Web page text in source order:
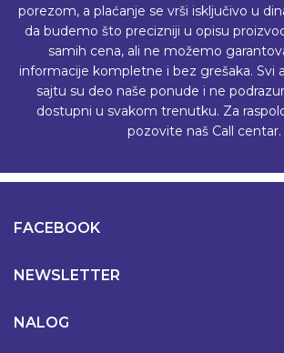
porezom, a plaćanje se vrši isključivo u
da budemo što precizniji u opisu
samih cena, ali ne možemo
informacije kompletne i bez grešaka. Svi
sajtu su deo naše ponude i ne
dostupni u svakom trenutku. Za
pozovite naš Call centar.
FACEBOOK
NEWSLETTER
NALOG